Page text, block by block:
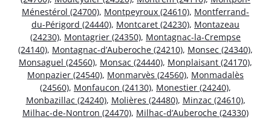
Ménestérol (24700), Montpeyroux (24610), Montferrand-
du-Périgord (24440), Montcaret (24230), Montazeau
(24230), Montagrier (24350), Montagnac-la-Crempse
(24140), Montagnac-d’Auberoche (24210), Monsec (24340),
Monsaguel (24560), Monsac (24440), Monplaisant (24170),
Monpazier (24540), Monmarvès (24560), Monmadalès
(24560), Monfaucon (24130), Monestier (24240),
Monbazillac (24240), Molières (24480), Minzac (24610),
Milhac-de-Nontron (24470), Milhac-d’Auberoche (24330)